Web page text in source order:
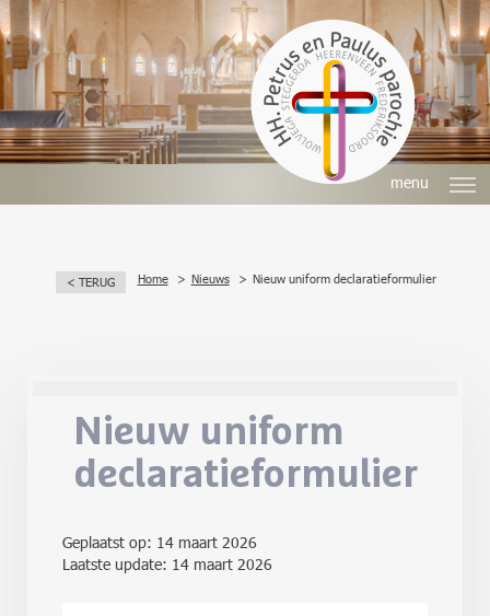
menu
< TERUG Home Nieuws Nieuw uniform declaratieformulier
Nieuw uniform
declaratieformulier
Geplaatst op: 14 maart 2026
Laatste update: 14 maart 2026